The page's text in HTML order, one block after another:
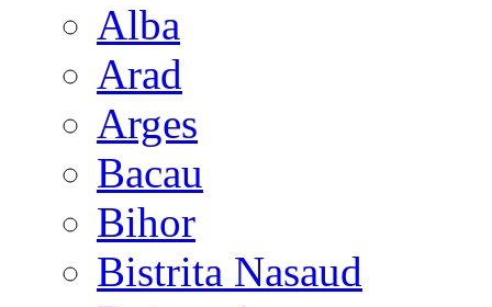
Alba
Arad
Arges
Bacau
Bihor
Bistrita Nasaud